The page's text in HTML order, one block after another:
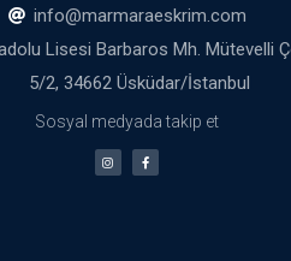
info@marmaraeskrim.com
Lisesi Barbaros Mh. Mütevelli
5/2, 34662 Üsküdar/İstanbul
Sosyal medyada takip et